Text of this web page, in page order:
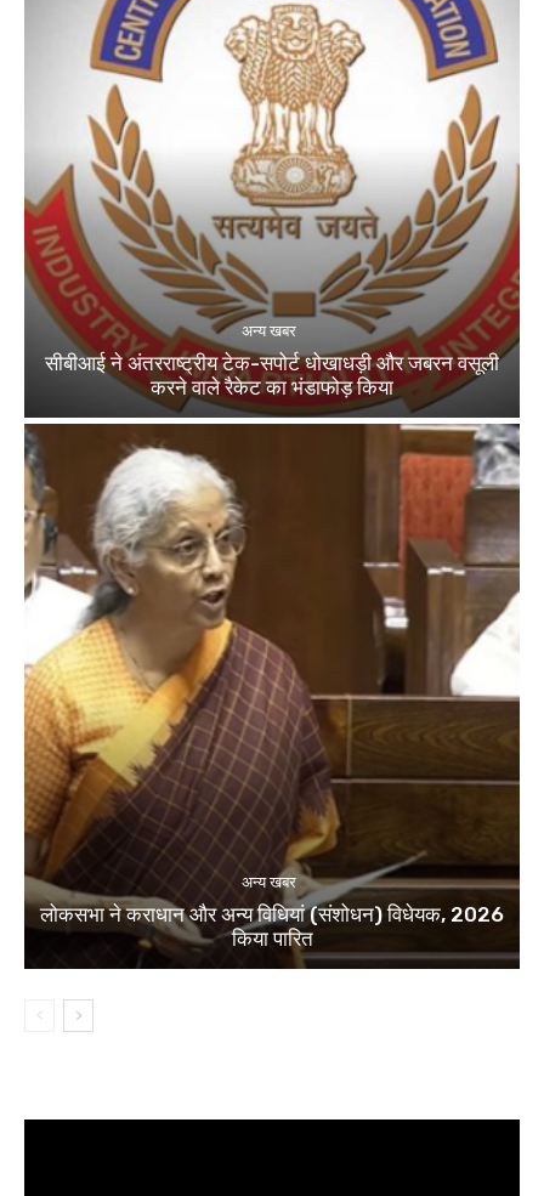
अन्य खबर
सीबीआई ने अंतरराष्ट्रीय टेक-सपोर्ट धोखाधड़ी और जबरन वसूली
करने वाले रैकेट का भंडाफोड़ किया
अन्य खबर
लोकसभा ने कराधान और अन्य विधियां (संशोधन) विधेयक, 2026
किया पारित